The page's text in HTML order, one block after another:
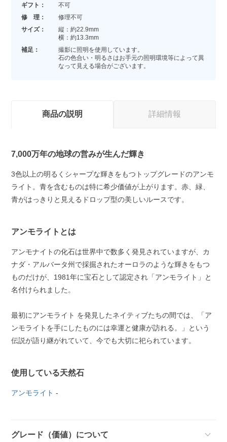
ギフト：
不可
修 理：
修理不可
サイズ：
縦：約22.9mm
横：約13.3mm
補足：
撮影に照明を使用しています。
石の色合い・明るさはお手元の照明環境等によって異
なって見える場合がございます。
商品の説明 詳細情報
7,000万年の地球の営みが生んだ輝き
3色以上の明るくシャープな輝きをもつトップグレードのアンモ
ライト。青を含むものは特に希少価値が上がります。赤、緑、
青がはっきりと見えるドロップ型の美しいルースです。
アンモライトとは
アンモナイトの化石は世界中で数多く発見されていますが、カ
ナダ・アルバータ州で採掘されたオーロラのような輝きをもつ
ものだけが、1981年に宝石として認定され「アンモライト」と
名付けられました。
最初にアンモライト を発見したネイティブたちの間では、「ア
ンモライトを手にしたものには幸運と健康が訪れる。」という
伝説が語り継がれていて、今でも大切に祀られています。
使用している天然石
アンモライト -
グレード（価値）について